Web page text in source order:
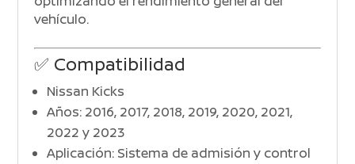
vehículo.
✅ Compatibilidad
Nissan Kicks
Años: 2016, 2017, 2018, 2019, 2020, 2021,
2022 y 2023
Aplicación: Sistema de admisión y control